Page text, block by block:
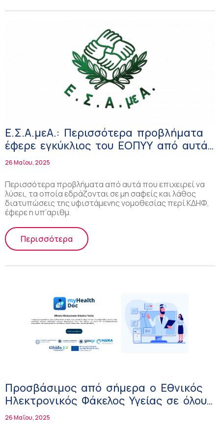
Ε.Σ.Α.μεΑ.: Περισσότερα προβλήματα
έφερε εγκύκλιος του ΕΟΠΥΥ από αυτά
που επιχειρεί να λύσει
26 Μαΐου, 2025
Περισσότερα προβλήματα από αυτά που επιχειρεί να
λύσει, τα οποία εδράζονται σε μη σαφείς και λάθος
διατυπώσεις της υφιστάμενης νομοθεσίας περί ΚΔΗΦ,
έφερε η υπ’αριθμ.
Περισσότερα
Προσβάσιμος από σήμερα ο Εθνικός
Ηλεκτρονικός Φάκελος Υγείας σε όλους
τους γιατρούς – Πώς λειτουργεί
26 Μαΐου, 2025